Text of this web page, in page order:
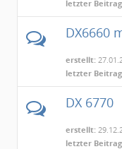
letzter
DX6660
erstellt:
letzter
DX 6770
erstellt:
letzter